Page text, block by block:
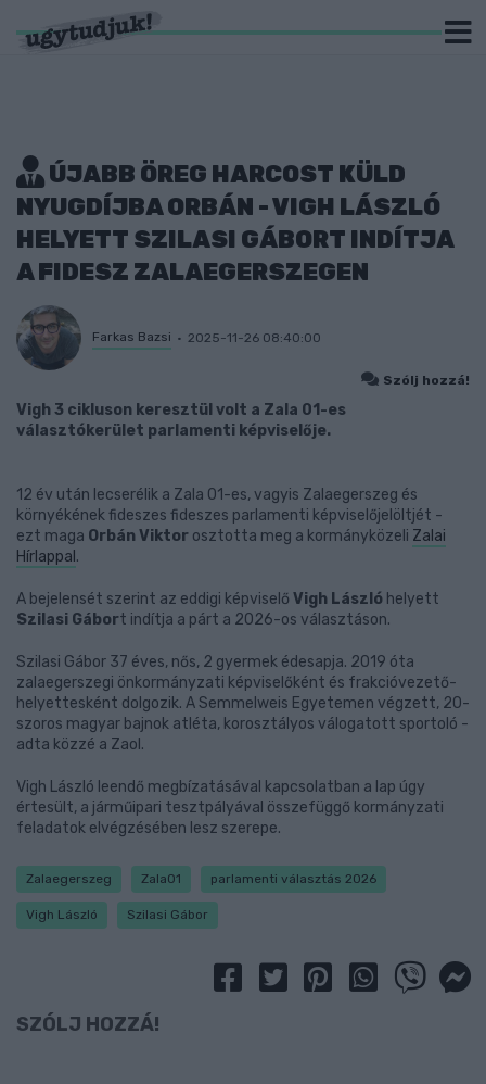
ÚJABB ÖREG HARCOST KÜLD
NYUGDÍJBA ORBÁN - VIGH LÁSZLÓ
HELYETT SZILASI GÁBORT INDÍTJA
A FIDESZ ZALAEGERSZEGEN
Farkas Bazsi 2025-11-26 08:40:00
Szólj hozzá!
Vigh 3 cikluson keresztül volt a Zala 01-es
választókerület parlamenti képviselője.
12 év után lecserélik a Zala 01-es, vagyis Zalaegerszeg és
környékének fideszes fideszes parlamenti képviselőjelöltjét -
ezt maga Orbán Viktor osztotta meg a kormányközeli Zalai
Hírlappal .
A bejelensét szerint az eddigi képviselő Vigh László helyett
Szilasi Gábort indítja a párt a 2026-os választáson.
Szilasi Gábor 37 éves, nős, 2 gyermek édesapja. 2019 óta
zalaegerszegi önkormányzati képviselőként és frakcióvezető-
helyettesként dolgozik. A Semmelweis Egyetemen végzett, 20-
szoros magyar bajnok atléta, korosztályos válogatott sportoló -
adta közzé a Zaol.
Vigh László leendő megbízatásával kapcsolatban a lap úgy
értesült, a járműipari tesztpályával összefüggő kormányzati
feladatok elvégzésében lesz szerepe.
Zalaegerszeg Zala01 parlamenti választás 2026
Vigh László Szilasi Gábor
SZÓLJ HOZZÁ!